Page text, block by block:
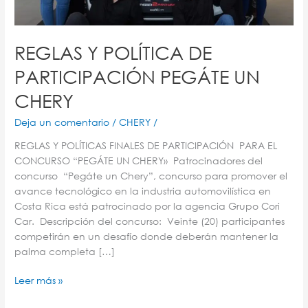
REGLAS Y POLÍTICA DE
PARTICIPACIÓN PEGÁTE UN
CHERY
Deja un comentario /CHERY /
REGLAS Y POLÍTICAS FINALES DE PARTICIPACIÓN PARA EL
CONCURSO “PEGÁTE UN CHERY» Patrocinadores del
concurso “Pegáte un Chery”, concurso para promover el
avance tecnológico en la industria automovilística en
Costa Rica está patrocinado por la agencia Grupo Cori
Car. Descripción del concurso: Veinte (20) participantes
competirán en un desafío donde deberán mantener la
palma completa […]
Leer más »